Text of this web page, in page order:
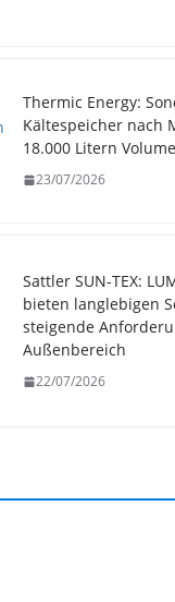
Thermic Energy:
Kältespeicher nach
18.000 Litern
23/07/2026
Sattler SUN-TEX:
bieten langlebigen
steigende
Außenbereich
22/07/2026